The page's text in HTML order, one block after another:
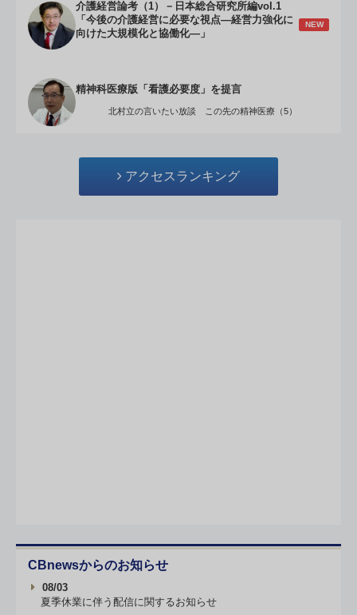
介護経営論考（1）－日本総合研究所編vol.1
「今後の介護経営に必要な視点―経営力強化に
向けた大規模化と協働化―」
NEW
精神科医療版「看護必要度」を提言
北村立の言いたい放談 この先の精神医療（5）
アクセスランキング
CBnewsからのお知らせ
08/03
夏季休業に伴う配信に関するお知らせ